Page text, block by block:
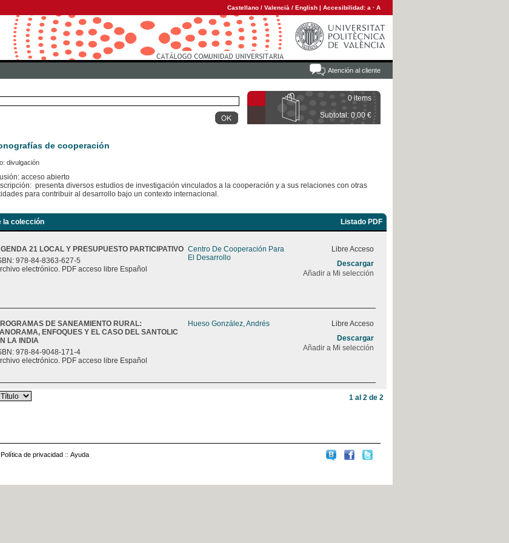
Castellano / Valencià / English | Accesibilidad: a · A
Atención al cliente
0 items
Subtotal: 0,00 €
de cooperación
divulgación
acceso abierto
presenta diversos estudios de investigación vinculados a la cooperación y a sus relaciones con otras
para contribuir al desarrollo bajo un contexto internacional.
la colección Listado PDF
21 LOCAL Y PRESUPUESTO PARTICIPATIVO
978-84-8363-627-5
electrónico. PDF acceso libre Español
Centro De Cooperación Para
El Desarrollo
Libre Acceso
Descargar
Añadir a Mi selección
DE SANEAMIENTO RURAL:
ENFOQUES Y EL CASO DEL SANTOLIC
LA INDIA
978-84-9048-171-4
electrónico. PDF acceso libre Español
Hueso González, Andrés
Libre Acceso
Descargar
Añadir a Mi selección
1 al 2 de 2
Política de privacidad :: Ayuda